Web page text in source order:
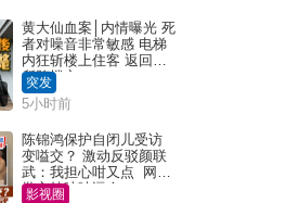
黄大仙血案│内情曝光 死
者对噪音非常敏感 电梯
内狂斩楼上住客 返回住
所堕楼亡
突发
5小时前
陈锦鸿保护自闭儿受访
变嗌交？ 激动反驳颜联
武：我担心咁又点 网民
批主持咄咄逼人
影视圈